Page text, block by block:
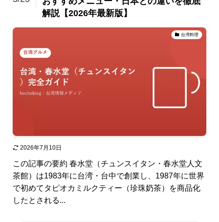
解説【2026年最新版】
台湾料理
2026年7月10日
この記事の要約 春水堂（チュンスイタン・春水堂人文
茶館）は1983年に台湾・台中で創業し、1987年に世界
で初めてタピオカミルクティー（珍珠奶茶）を商品化
したとされる...